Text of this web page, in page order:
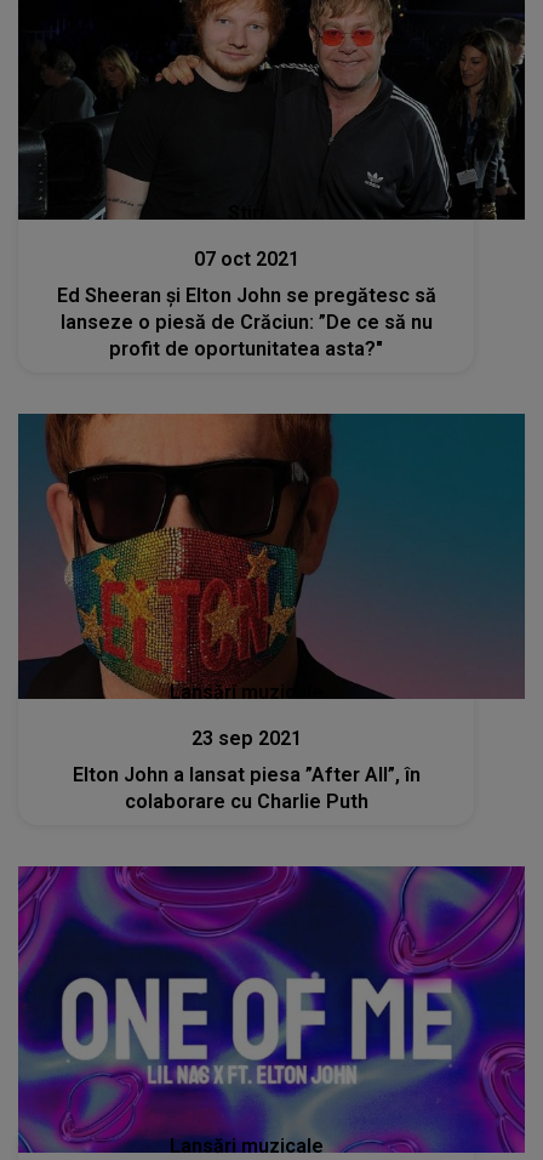
07 oct 2021
Ed Sheeran și Elton John se pregătesc să
lanseze o piesă de Crăciun: ”De ce să nu
profit de oportunitatea asta?"
Lansări muzicale
23 sep 2021
Elton John a lansat piesa ”After All”, în
colaborare cu Charlie Puth
Lansări muzicale